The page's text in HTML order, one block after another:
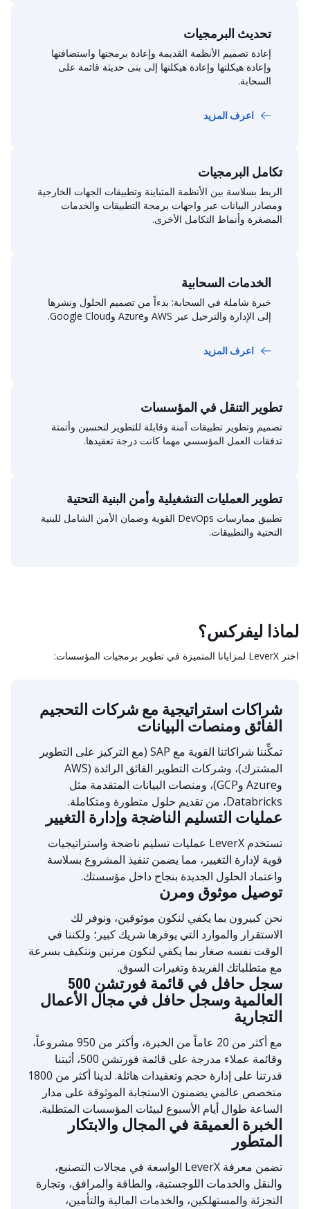
تحديث البرمجيات
إعادة تصميم الأنظمة القديمة وإعادة برمجتها واستضافتها
وإعادة هيكلتها وإعادة هيكلتها إلى بنى حديثة قائمة على
السحابة.
اعرف المزيد
تكامل البرمجيات
الربط بسلاسة بين الأنظمة المتباينة وتطبيقات الجهات الخارجية
ومصادر البيانات عبر واجهات برمجة التطبيقات والخدمات
المصغرة وأنماط التكامل الأخرى.
الخدمات السحابية
خبرة شاملة في السحابة: بدءاً من تصميم الحلول ونشرها
إلى الإدارة والترحيل عبر AWS وAzure وGoogle Cloud.
اعرف المزيد
تطوير التنقل في المؤسسات
تصميم وتطوير تطبيقات آمنة وقابلة للتطوير لتحسين وأتمتة
تدفقات العمل المؤسسي مهما كانت درجة تعقيدها.
تطوير العمليات التشغيلية وأمن البنية التحتية
تطبيق ممارسات DevOps القوية وضمان الأمن الشامل للبنية
التحتية والتطبيقات.
لماذا ليفركس؟
اختر LeverX لمزايانا المتميزة في تطوير برمجيات المؤسسات:
شراكات استراتيجية مع شركات التحجيم
الفائق ومنصات البيانات
تمكِّننا شراكاتنا القوية مع SAP (مع التركيز على التطوير
المشترك)، وشركات التطوير الفائق الرائدة (AWS
وAzure وGCP)، ومنصات البيانات المتقدمة مثل
Databricks، من تقديم حلول متطورة ومتكاملة.
سجل حافل في قائمة فورتشن 500
العالمية وسجل حافل في مجال الأعمال
التجارية
مع أكثر من 20 عاماً من الخبرة، وأكثر من 950 مشروعاً،
وقائمة عملاء مدرجة على قائمة فورتشن 500، أثبتنا
قدرتنا على إدارة حجم وتعقيدات هائلة. لدينا أكثر من 1800
متخصص عالمي يضمنون الاستجابة الموثوقة على مدار
الساعة طوال أيام الأسبوع لبيئات المؤسسات المتطلبة.
عمليات التسليم الناضجة وإدارة التغيير
تستخدم LeverX عمليات تسليم ناضجة واستراتيجيات
قوية لإدارة التغيير، مما يضمن تنفيذ المشروع بسلاسة
واعتماد الحلول الجديدة بنجاح داخل مؤسستك.
الخبرة العميقة في المجال والابتكار
المتطور
تضمن معرفة LeverX الواسعة في مجالات التصنيع،
والنقل والخدمات اللوجستية، والطاقة والمرافق، وتجارة
التجزئة والمستهلكين، والخدمات المالية والتأمين،
توصيل موثوق ومرن
نحن كبيرون بما يكفي لنكون موثوقين، ونوفر لك
الاستقرار والموارد التي يوفرها شريك كبير؛ ولكننا في
الوقت نفسه صغار بما يكفي لنكون مرنين ونتكيف بسرعة
مع متطلباتك الفريدة وتغيرات السوق.